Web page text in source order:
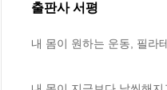
출판사 서평
내 몸이 원하는 운동, 필라